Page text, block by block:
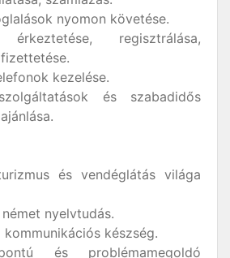
nyomon követése.
érkeztetése, regisztrálása,
kezelése.
és szabadidős
és vendéglátás világa
nyelvtudás.
kommunikációs készség.
és problémamegoldó